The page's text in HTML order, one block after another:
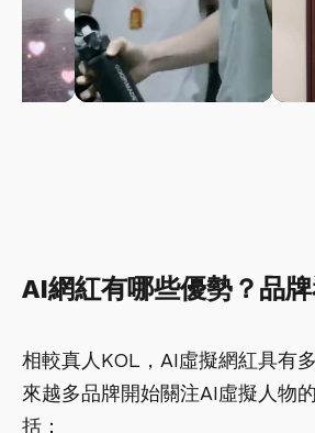
AI網紅有哪些優勢？品
相較真人KOL，AI虛擬網紅具有
來越多品牌開始關注AI虛擬人物
括：